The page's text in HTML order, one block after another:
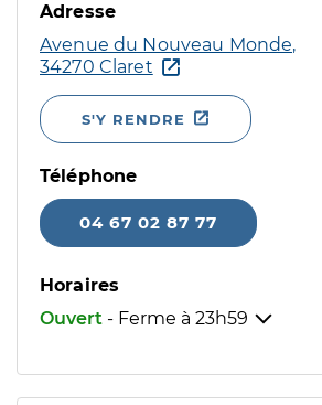
Adresse
Avenue du Nouveau Monde,
34270 Claret
S'Y RENDRE
Téléphone
04 67 02 87 77
Horaires
Ouvert - Ferme à 23h59